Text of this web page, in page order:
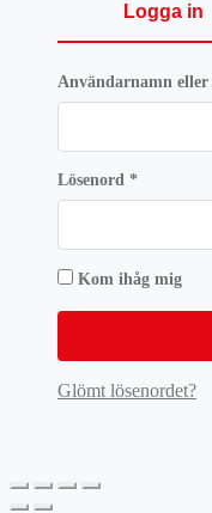
Logga in
Användarnamn eller
Lösenord *
Kom ihåg mig
Glömt lösenordet?